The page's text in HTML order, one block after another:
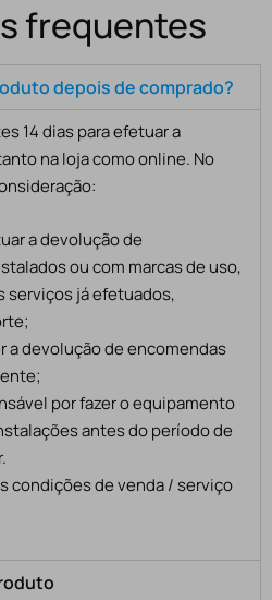
frequentes
depois de comprado?
14 dias para efetuar a
na loja como online. No
a devolução de
ou com marcas de uso,
serviços já efetuados,
a devolução de encomendas
por fazer o equipamento
antes do período de
condições de venda / serviço